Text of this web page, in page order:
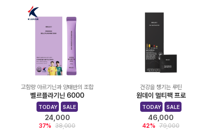
고함량 아르기닌과 양태반의 조합
벨르플라기닌 6000
TODAY SALE
24,000
37% 38,000
건강을 챙기는 루틴
원데이 멀티팩 프로
TODAY SALE
46,000
42% 79,000